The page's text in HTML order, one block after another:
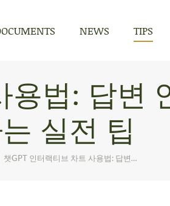
NEWS TIPS
용법: 답변
실전 팁
챗GPT 인터랙티브 차트 사용법: 답변…